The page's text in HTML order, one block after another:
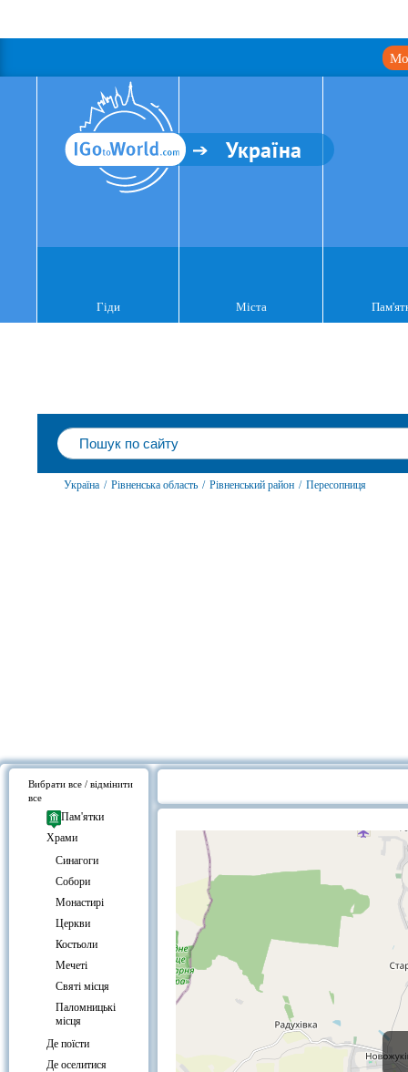
Україна
Гіди Міста
Україна / Рівненська область / Рівненський район / Пересопниця
Вибрати все / відмінити
все
Пам'ятки
Храми
Cинагоги
Собори
Монастирі
Церкви
Костьоли
Мечеті
Святі місця
Паломницькі
місця
Де поїсти
Де оселитися